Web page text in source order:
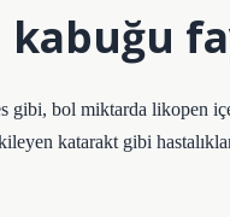
gibi, bol miktarda likopen
katarakt gibi